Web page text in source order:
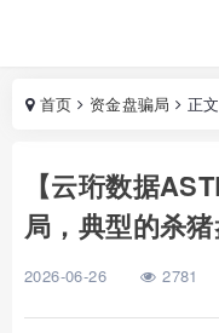
首页 资金盘骗局 正文
【云珩数据
局，典型的杀猪
2026-06-26 2781